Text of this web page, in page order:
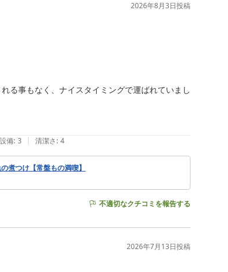
2026年8月3日投稿
る事もなく、ナイスタイミングで運ばれていまし
設備: 3 | 清潔さ: 4
煮つけ【常盤もの満喫】
不適切なクチコミを報告する
2026年7月13日投稿